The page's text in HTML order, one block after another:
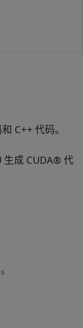
C++ 代码。
生成 CUDA® 代